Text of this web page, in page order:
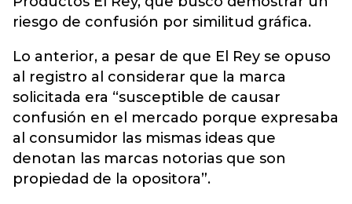
riesgo de confusión por similitud gráfica.
Lo anterior, a pesar de que El Rey se opuso
al registro al considerar que la marca
solicitada era “susceptible de causar
confusión en el mercado porque expresaba
al consumidor las mismas ideas que
denotan las marcas notorias que son
propiedad de la opositora”.